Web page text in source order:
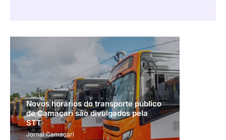
Novos horários do transporte público
de Camaçari são divulgados pela
STT
Jornal Camaçari